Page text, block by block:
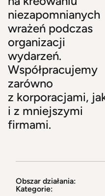
niezapomnianych
wrażeń podczas
organizacji
wydarzeń.
Współpracujemy
zarówno
z korporacjami,
i z mniejszymi
firmami.
Obszar działania:
Kategorie: